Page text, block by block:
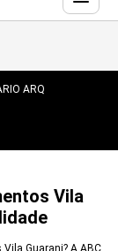
ARQUIVO
Vila
Guarani? A ABC